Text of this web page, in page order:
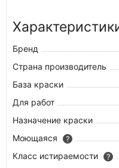
Бренд
Страна производитель
База краски
Для работ
Назначение краски
Моющаяся
?
Класс истираемости
?